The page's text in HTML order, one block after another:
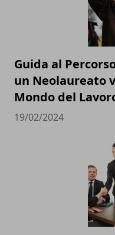
Guida al
un Neolaureato
Mondo del
19/02/2024